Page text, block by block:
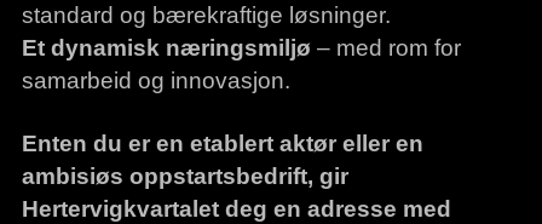
standard og bærekraftige løsninger.
Et dynamisk næringsmiljø – med rom for
samarbeid og innovasjon.
Enten du er en etablert aktør eller en
ambisiøs oppstartsbedrift, gir
Hertervigkvartalet deg en adresse med